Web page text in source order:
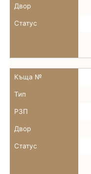
Двор
Статус
Къща №
Тип
РЗП
Двор
Статус